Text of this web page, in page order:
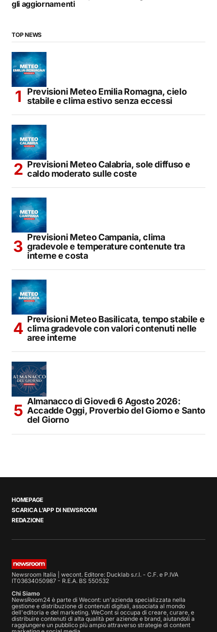
gli aggiornamenti
TOP NEWS
Previsioni Meteo Emilia Romagna, cielo
stabile e clima estivo senza eccessi
Previsioni Meteo Calabria, sole diffuso e
caldo moderato sulle coste
Previsioni Meteo Campania, clima
gradevole e temperature contenute tra
interne e costa
Previsioni Meteo Basilicata, tempo stabile e
clima gradevole con valori contenuti nelle
aree interne
Almanacco di Giovedì 6 Agosto 2026:
Accadde Oggi, Proverbio del Giorno e Santo
del Giorno
HOMEPAGE
SCARICA L’APP DI NEWSROOM
REDAZIONE
Newsroom Italia | wecont. Editore: Ducklab s.r.l. - C.F. e P.IVA
IT03634050987 - R.E.A. BS 550532
Chi Siamo
NewsRoom24 è parte di Wecont: un'azienda specializzata nella
gestione e distribuzione di contenuti digitali, associata al mondo
dell'editoria e del marketing. WeCont si occupa di creare, curare, e
distribuire contenuti di alta qualità per aziende e brand, aiutandoli a
raggiungere un pubblico più ampio attraverso strategie di content